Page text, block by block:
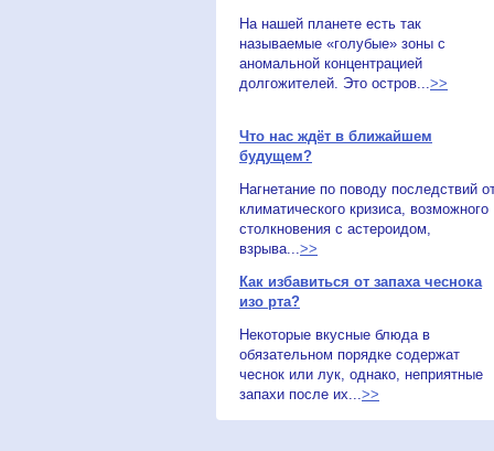
На нашей планете есть так
называемые «голубые» зоны с
аномальной концентрацией
долгожителей. Это остров...>>
Что нас ждёт в ближайшем
будущем?
Нагнетание по поводу последствий
климатического кризиса, возможного
столкновения с астероидом,
взрыва...>>
Как избавиться от запаха чеснока
изо рта?
Некоторые вкусные блюда в
обязательном порядке содержат
чеснок или лук, однако, неприятные
запахи после их...>>